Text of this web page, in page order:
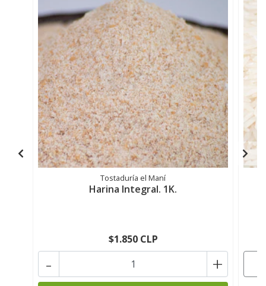
Tostaduría el Maní
Harina Integral. 1K.
$1.850 CLP
+
-